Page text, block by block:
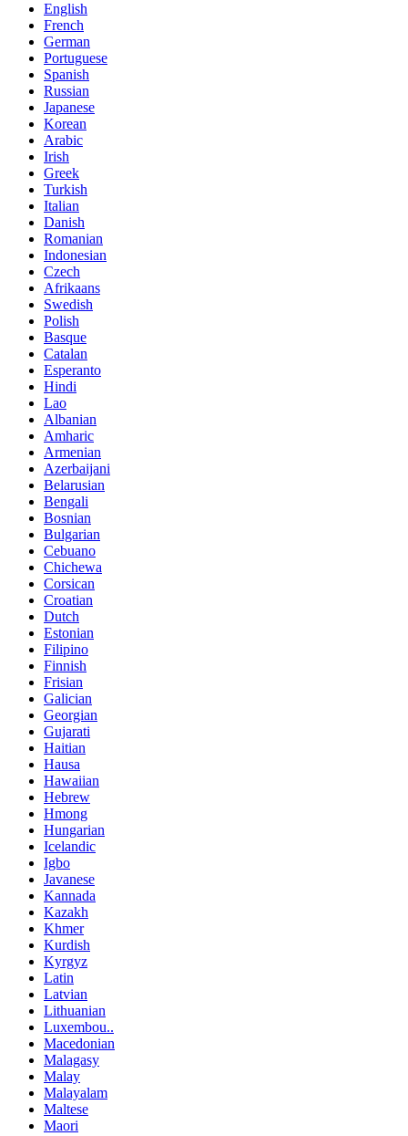
English
French
German
Portuguese
Spanish
Russian
Japanese
Korean
Arabic
Irish
Greek
Turkish
Italian
Danish
Romanian
Indonesian
Czech
Afrikaans
Swedish
Polish
Basque
Catalan
Esperanto
Hindi
Lao
Albanian
Amharic
Armenian
Azerbaijani
Belarusian
Bengali
Bosnian
Bulgarian
Cebuano
Chichewa
Corsican
Croatian
Dutch
Estonian
Filipino
Finnish
Frisian
Galician
Georgian
Gujarati
Haitian
Hausa
Hawaiian
Hebrew
Hmong
Hungarian
Icelandic
Igbo
Javanese
Kannada
Kazakh
Khmer
Kurdish
Kyrgyz
Latin
Latvian
Lithuanian
Luxembou..
Macedonian
Malagasy
Malay
Malayalam
Maltese
Maori